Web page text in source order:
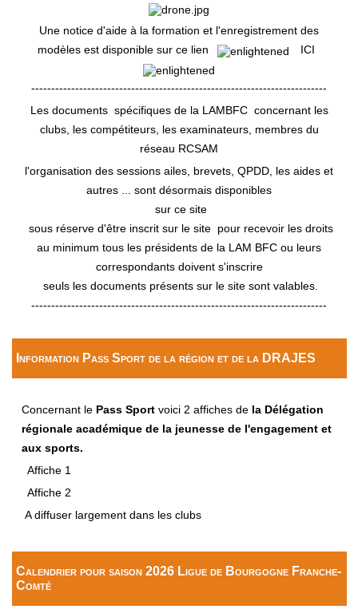
Une notice d'aide à la formation et l'enregistrement des
modèles est disponible sur ce lien
ICI
--------------------------------------------------------------------------
Les documents spécifiques de la LAMBFC concernant les
clubs, les compétiteurs, les examinateurs, membres du
réseau RCSAM
l'organisation des sessions ailes, brevets, QPDD, les aides et
autres ... sont désormais disponibles
sur ce site
sous réserve d'être inscrit sur le site pour recevoir les droits
au minimum tous les présidents de la LAM BFC ou leurs
correspondants doivent s'inscrire
seuls les documents présents sur le site sont valables.
--------------------------------------------------------------------------
Information Pass Sport de la région et de la DRAJES
Concernant lePass Sportvoici 2 affiches dela Délégation
régionale académique de la jeunesse de l'engagement et
aux sports.
Affiche 1
Affiche 2
A diffuser largement dans les clubs
Calendrier pour saison 2026 Ligue de Bourgogne Franche-
Comté